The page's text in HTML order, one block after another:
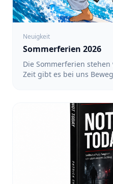
Neuigkeit
Sommerferien 2026
Die Sommerferien
Zeit gibt es bei uns
wir ein Ferienprogramm
Angeboten vorbereitet.
Anmeldungen findet ihr
sakura.de/fsz/events Karate in Köln-Nippes mit Luin
- Für Kinder von 3 bis 6
12.08., 17.08., 19.08.,